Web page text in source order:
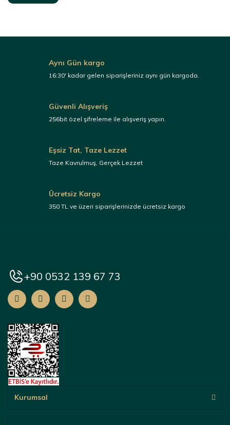
Aynı Gün kargo
16:30' kadar gelen siparişleriniz aynı gün kargoda.
Güvenli Alışveriş
256bit özel şifreleme ile alışveriş yapın.
Eşsiz Tat, Taze Lezzet
Taze Kavrulmuş, Gerçek Lezzet
Ücretsiz Kargo
350 TL ve üzeri siparişlerinizde ücretsiz kargo
+90 0532 139 67 73
Kurumsal